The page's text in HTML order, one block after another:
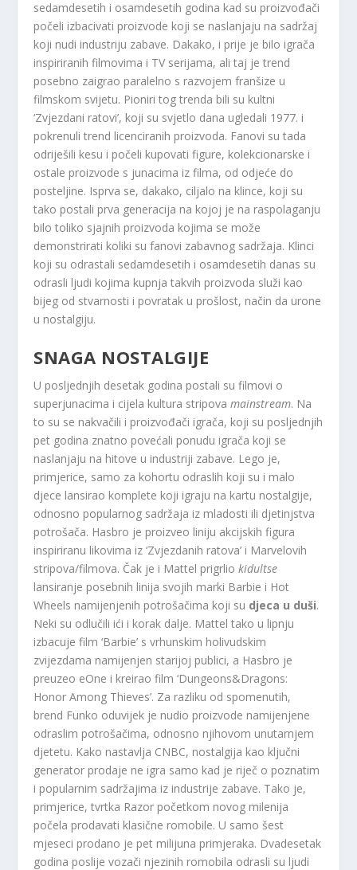
sedamdesetih i osamdesetih godina kad su proizvođači
počeli izbacivati ​​proizvode koji se naslanjaju na sadržaj
koji nudi industriju zabave. Dakako, i prije je bilo igrača
inspiriranih filmovima i TV serijama, ali taj je trend
posebno zaigrao paralelno s razvojem franšize u
filmskom svijetu. Pioniri tog trenda bili su kultni
‘Zvjezdani ratovi’, koji su svjetlo dana ugledali 1977. i
pokrenuli trend licenciranih proizvoda. Fanovi su tada
odriješili kesu i počeli kupovati figure, kolekcionarske i
ostale proizvode s junacima iz filma, od odjeće do
posteljine. Isprva se, dakako, ciljalo na klince, koji su
tako postali prva generacija na kojoj je na raspolaganju
bilo toliko sjajnih proizvoda kojima se može
demonstrirati koliki su fanovi zabavnog sadržaja. Klinci
koji su odrastali sedamdesetih i osamdesetih danas su
odrasli ljudi kojima kupnja takvih proizvoda služi kao
bijeg od stvarnosti i povratak u prošlost, način da urone
u nostalgiju.
SNAGA NOSTALGIJE
U posljednjih desetak godina postali su filmovi o
superjunacima i cijela kultura stripovamainstream. Na
to su se nakvačili i proizvođači igrača, koji su posljednjih
pet godina znatno povećali ponudu igrača koji se
naslanjaju na hitove u industriji zabave. Lego je,
primjerice, samo za kohortu odraslih koji su i malo
djece lansirao komplete koji igraju na kartu nostalgije,
odnosno popularnog sadržaja iz mladosti ili djetinjstva
potrošača. Hasbro je proizveo liniju akcijskih figura
inspiriranu likovima iz ‘Zvjezdanih ratova’ i Marvelovih
stripova/filmova. Čak je i Mattel prigrliokidultse
lansiranje posebnih linija svojih marki Barbie i Hot
Wheels namijenjenih potrošačima koji su djeca u duši.
Neki su odlučili ići i korak dalje. Mattel tako u lipnju
izbacuje film ‘Barbie’ s vrhunskim holivudskim
zvijezdama namijenjen starijoj publici, a Hasbro je
preuzeo eOne i kreirao film ‘Dungeons&Dragons:
Honor Among Thieves’. Za razliku od spomenutih,
brend Funko oduvijek je nudio proizvode namijenjene
odraslim potrošačima, odnosno njihovom unutarnjem
djetetu. Kako nastavlja CNBC, nostalgija kao ključni
generator prodaje ne igra samo kad je riječ o poznatim
i popularnim sadržajima iz industrije zabave. Tako je,
primjerice, tvrtka Razor početkom novog milenija
počela prodavati klasične romobile. U samo šest
mjeseci prodano je pet milijuna primjeraka. Dvadesetak
godina poslije vozači njezinih romobila odrasli su ljudi